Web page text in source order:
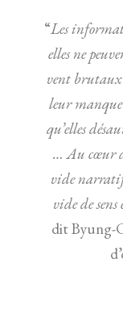
“Les
elles ne
vent
leur manque
qu’elles
… Au cœur
vide narratif
vide de sens
dit Byung-